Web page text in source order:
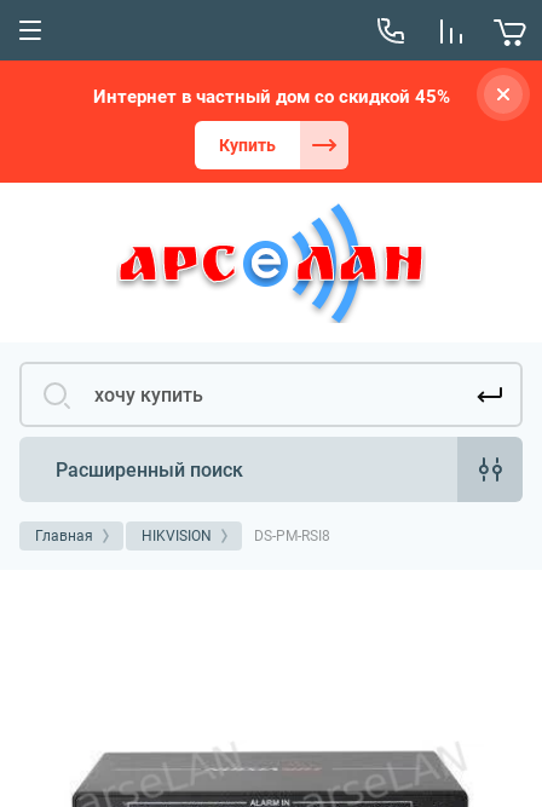
Интернет в частный дом со скидкой 45%
Купить
Расширенный поиск
Главная HIKVISION DS-PM-RSI8